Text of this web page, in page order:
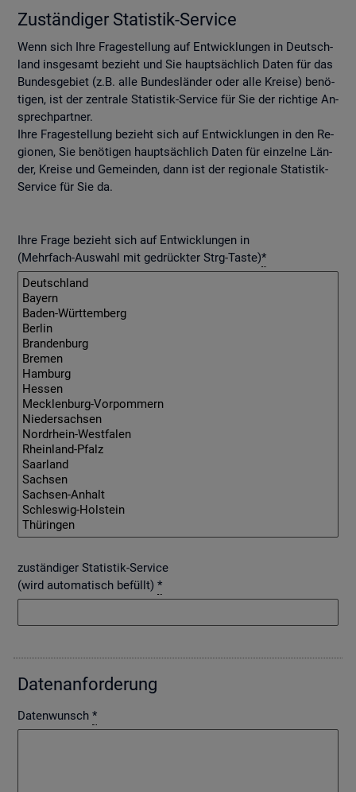
Zu­stän­di­ger Sta­tis­tik-Ser­vice
Wenn sich Ihre Fra­ge­stel­lung auf Ent­wick­lun­gen in Deutsch­
land ins­ge­samt be­zieht und Sie haupt­säch­lich Daten für das
Bun­des­ge­biet (z.B. alle Bun­des­län­der oder alle Krei­se) be­nö­
ti­gen, ist der zen­tra­le Sta­tis­tik-Ser­vice für Sie der rich­ti­ge An­
sprech­part­ner.
Ihre Fra­ge­stel­lung be­zieht sich auf Ent­wick­lun­gen in den Re­
gio­nen, Sie be­nö­ti­gen haupt­säch­lich Daten für ein­zel­ne Län­
der, Krei­se und Ge­mein­den, dann ist der re­gio­na­le Sta­tis­tik-
Ser­vice für Sie da.
Ihre Frage bezieht sich auf Entwicklungen in
(Mehrfach-Auswahl mit gedrückter Strg-Taste)*
zuständiger Statistik-Service
(wird automatisch befüllt) *
Da­ten­an­for­de­rung
Datenwunsch *